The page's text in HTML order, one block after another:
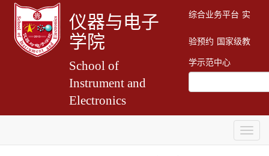
仪器与电子
学院
School of
Instrument and
Electronics
综合业务平台 实
验预约 国家级教
学示范中心